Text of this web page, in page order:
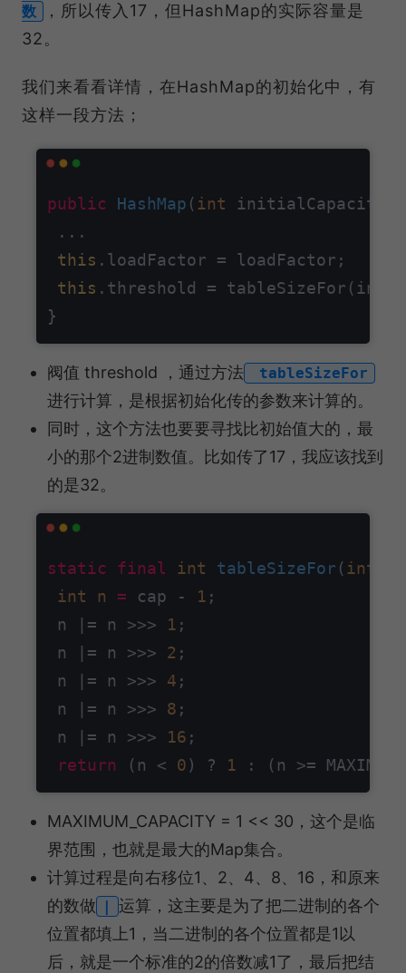
数
，所以传入17，但HashMap的实际容量是
32。
我们来看看详情，在HashMap的初始化中，有
这样⼀段⽅法；
public HashMap (int initialCapacity,
...
this .loadFactor = loadFactor;
this .threshold =
阀值 threshold ，通过⽅法 tableSizeFor
进⾏计算，是根据初始化传的参数来计算的。
同时，这个⽅法也要要寻找⽐初始值⼤的，最
⼩的那个2进制数值。⽐如传了17，我应该找到
的是32。
static final int tableSizeFor (int
int
n = cap - 1 ;
n |= n >>> 1 ;
n |= n >>> 2 ;
n |= n >>> 4 ;
n |= n >>> 8 ;
n |= n >>> 16 ;
return (n < 0) ? 1 : (n >=
MAXIMUM_CAPACITY = 1 << 30，这个是临
界范围，也就是最⼤的Map集合。
计算过程是向右移位1、2、4、8、16，和原来
的数做
|
运算，这主要是为了把⼆进制的各个
位置都填上1，当⼆进制的各个位置都是1以
后，就是⼀个标准的2的倍数减1了，最后把结